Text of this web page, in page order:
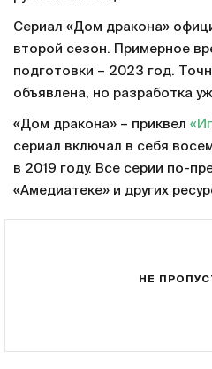
Сериал «Дом дракона»
второй сезон. Примерное
подготовки – 2023 год.
объявлена, но разработка
«Дом дракона» – приквел
сериал включал в себя
в 2019 году. Все серии по-
«Амедиатеке» и других
НЕ